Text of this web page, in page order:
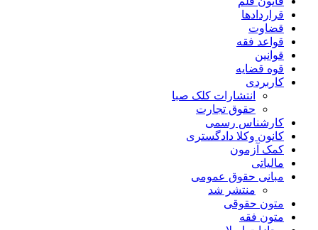
قراردادها
قضاوت
قواعد فقه
قوانین
قوه قضایه
کاربردی
انتشارات کلک صبا
حقوق تجارت
کارشناس رسمی
کانون وکلا دادگستری
کمک آزمون
مالیاتی
مبانی حقوق عمومی
منتشر شد
متون حقوقی
متون فقه